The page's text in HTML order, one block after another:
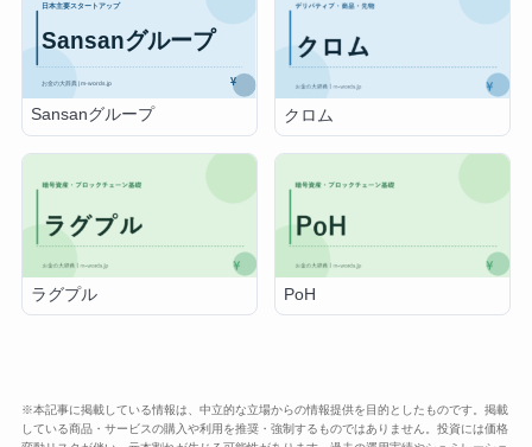
Sansanグループ クロム
ラグプル PoH
※本記事に掲載している情報は、中立的な立場からの情報提供を目的としたものです。掲載
している商品・サービスの購入や利用を推奨・強制するものではありません。投資には価格